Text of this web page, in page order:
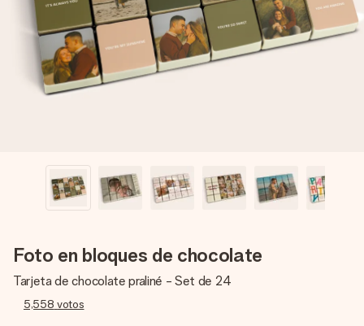
Crea algo único en pocos pasos – con su nombre, tu foto o
un mensaje que llegue al corazón. Sin complicaciones, solo
todo el amor para el momento.
Foto en bloques de chocolate
Tarjeta de chocolate praliné - Set de 24
5,558 votos